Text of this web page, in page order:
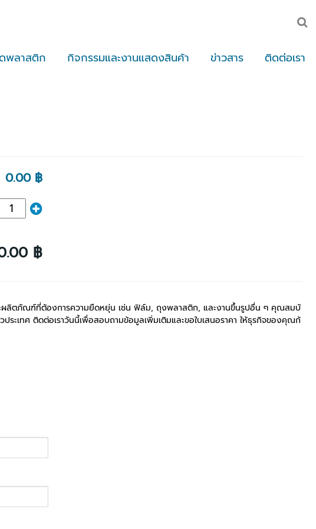
พลาสติก กิจกรรมและงานแสดงสินค้า ข่าวสาร ติดต่อเรา
0.00 ฿
฿
ผลิตภัณฑ์ที่ต้องการความยืดหยุ่น เช่น ฟิล์ม, ถุงพลาสติก, และงานขึ้นรูปอื่น ๆ คุณสมบั
ระเทศ ติดต่อเราวันนี้เพื่อสอบถามข้อมูลเพิ่มเติมและขอใบเสนอราคา ให้ธุรกิจของคุณก้